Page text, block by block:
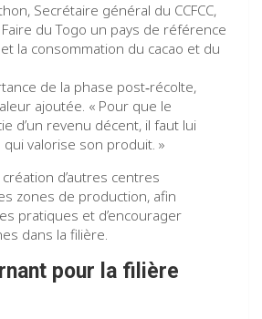
Secrétaire général du CCFCC,
Faire du Togo un pays de référence
la consommation du cacao et du
de la phase post‑récolte,
ajoutée. « Pour que le
d’un revenu décent, il faut lui
valorise son produit. »
création d’autres centres
zones de production, afin
pratiques et d’encourager
dans la filière.
pour la filière